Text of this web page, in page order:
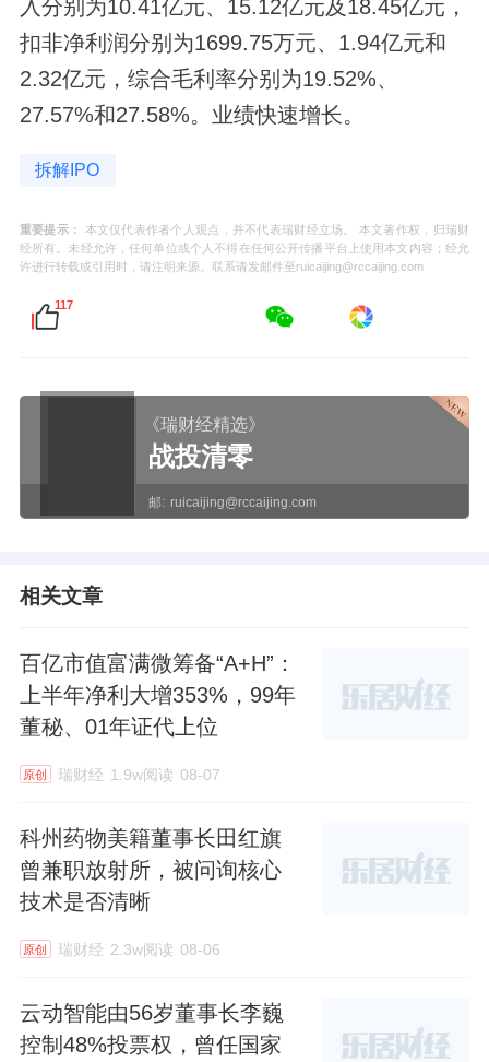
入分别为10.41亿元、15.12亿元及18.45亿元，
扣非净利润分别为1699.75万元、1.94亿元和
2.32亿元，综合毛利率分别为19.52%、
27.57%和27.58%。业绩快速增长。
拆解IPO
重要提示：
本文仅代表作者个人观点，并不代表瑞财经立场。 本文著作权，归瑞财
经所有。未经允许，任何单位或个人不得在任何公开传播平台上使用本文内容；经允
许进行转载或引用时，请注明来源。联系请发邮件至ruicaijing@rccaijing.com
117
《瑞财经精选》
战投清零
邮: ruicaijing@rccaijing.com
相关文章
百亿市值富满微筹备“A+H”：
上半年净利大增353%，99年
董秘、01年证代上位
原创 瑞财经 1.9w阅读 08-07
科州药物美籍董事长田红旗
曾兼职放射所，被问询核心
技术是否清晰
原创 瑞财经 2.3w阅读 08-06
云动智能由56岁董事长李巍
控制48%投票权，曾任国家